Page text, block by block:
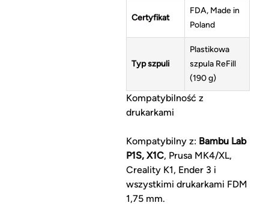
Certyfikat
FDA, Made in
Poland
Typ szpuli
Plastikowa
szpula ReFill
(190 g)
Kompatybilność z
drukarkami
Kompatybilny z: Bambu Lab
P1S, X1C, Prusa MK4/XL,
Creality K1, Ender 3 i
wszystkimi drukarkami FDM
1,75 mm.